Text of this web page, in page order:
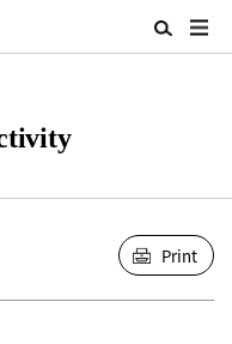
검
색
Print